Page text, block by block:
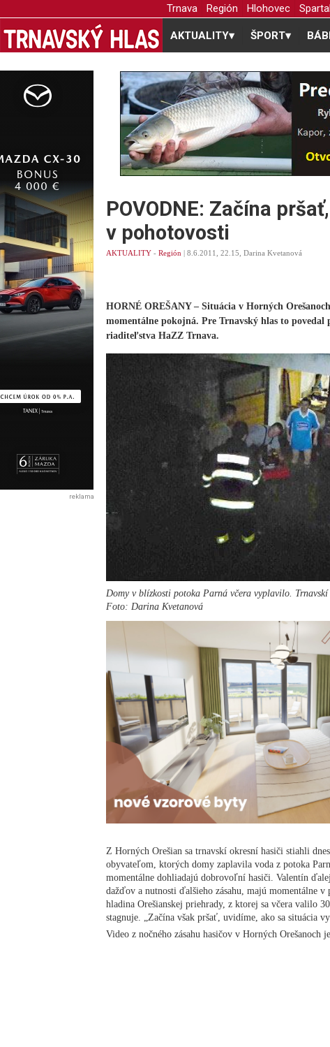
Trnava Región Hlohovec
AKTUALITY▾ ŠPORT▾
POVODNE: Začína
v pohotovosti
AKTUALITY - Región | 8.6.2011, 22.15, Darina Kvetanová
HORNÉ OREŠANY – Situácia v Horných
momentálne pokojná. Pre Trnavský hlas to
riaditeľstva HaZZ Trnava.
Domy v blízkosti potoka Parná včera vyplavilo.
Foto: Darina Kvetanová
Z Horných Orešian sa trnavskí okresní hasiči stiahli
obyvateľom, ktorých domy zaplavila voda z potoka
momentálne dohliadajú dobrovoľní hasiči. Valentín
dažďov a nutnosti ďalšieho zásahu, majú momentálne
hladina Orešianskej priehrady, z ktorej sa včera valilo
stagnuje. „Začína však pršať, uvidíme, ako sa situácia
Video z nočného zásahu hasičov v Horných Orešanoch je
reklama